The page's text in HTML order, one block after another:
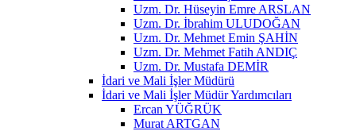
Uzm. Dr. Hüseyin Emre ARSLAN
Uzm. Dr. İbrahim ULUDOĞAN
Uzm. Dr. Mehmet Emin ŞAHİN
Uzm. Dr. Mehmet Fatih ANDIÇ
Uzm. Dr. Mustafa DEMİR
İdari ve Mali İşler Müdürü
İdari ve Mali İşler Müdür Yardımcıları
Ercan YÜĞRÜK
Murat ARTGAN